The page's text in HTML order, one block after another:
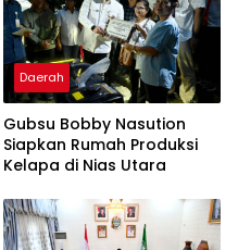
Daerah
Gubsu Bobby Nasution
Siapkan Rumah Produksi
Kelapa di Nias Utara